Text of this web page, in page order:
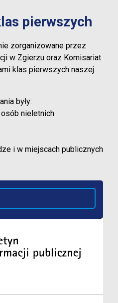
pierwszych
zorganizowane przez
w Zgierzu oraz Komisariat
klas pierwszych naszej
były:
nieletnich
i w miejscach publicznych